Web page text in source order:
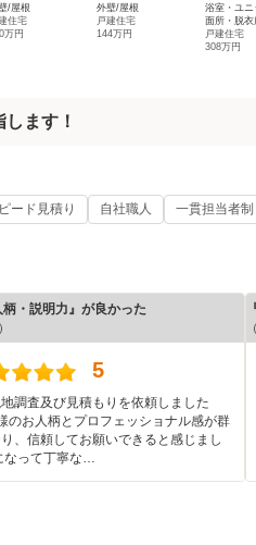
/屋根
住宅
万円
外壁/屋根
戸建住宅
144万円
浴室・ユ
面所・脱衣
戸建住宅
308万円
ます！
ード見積り 自社職人 一貫担当者制
柄・説明力』が良かった
5
調査及び見積もりを依頼しました
のお人柄とプロフェッショナル感が群
、信頼してお願いできると感じまし
って丁寧な…